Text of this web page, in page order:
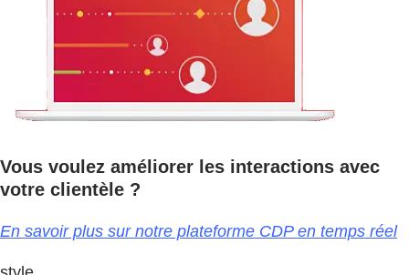
Vous voulez améliorer les interactions avec
votre clientèle ?
En savoir plus sur notre plateforme CDP en temps réel